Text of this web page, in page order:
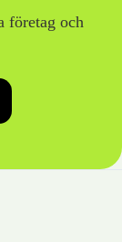
företag och